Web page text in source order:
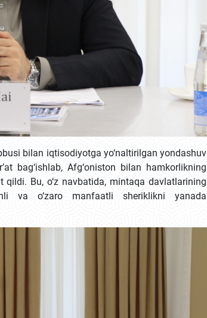
bilan iqtisodiyotga yo‘naltirilgan yondashuv
bag‘ishlab, Afg‘oniston bilan hamkorlikning
Bu, o‘z navbatida, mintaqa davlatlarining
va o‘zaro manfaatli sheriklikni yanada